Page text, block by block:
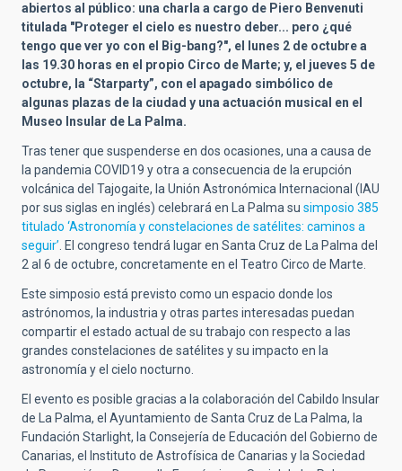
abiertos al público: una charla a cargo de Piero Benvenuti
titulada "Proteger el cielo es nuestro deber... pero ¿qué
tengo que ver yo con el Big-bang?", el lunes 2 de octubre a
las 19.30 horas en el propio Circo de Marte; y, el jueves 5 de
octubre, la “Starparty”, con el apagado simbólico de
algunas plazas de la ciudad y una actuación musical en el
Museo Insular de La Palma.
Tras tener que suspenderse en dos ocasiones, una a causa de
la pandemia COVID19 y otra a consecuencia de la erupción
volcánica del Tajogaite, la Unión Astronómica Internacional (IAU
por sus siglas en inglés) celebrará en La Palma su simposio 385
titulado ‘Astronomía y constelaciones de satélites: caminos a
seguir’. El congreso tendrá lugar en Santa Cruz de La Palma del
2 al 6 de octubre, concretamente en el Teatro Circo de Marte.
Este simposio está previsto como un espacio donde los
astrónomos, la industria y otras partes interesadas puedan
compartir el estado actual de su trabajo con respecto a las
grandes constelaciones de satélites y su impacto en la
astronomía y el cielo nocturno.
El evento es posible gracias a la colaboración del Cabildo Insular
de La Palma, el Ayuntamiento de Santa Cruz de La Palma, la
Fundación Starlight, la Consejería de Educación del Gobierno de
Canarias, el Instituto de Astrofísica de Canarias y la Sociedad